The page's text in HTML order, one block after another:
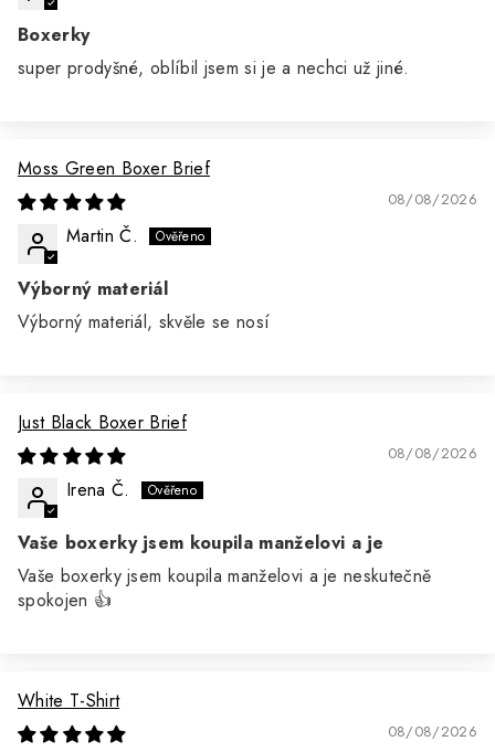
Boxerky
super prodyšné, oblíbil jsem si je a nechci už jiné.
Moss Green Boxer Brief
08/08/2026
Martin Č.
Výborný materiál
Výborný materiál, skvěle se nosí
Just Black Boxer Brief
08/08/2026
Irena Č.
Vaše boxerky jsem koupila manželovi a je
Vaše boxerky jsem koupila manželovi a je neskutečně
spokojen 👍
White T-Shirt
08/08/2026